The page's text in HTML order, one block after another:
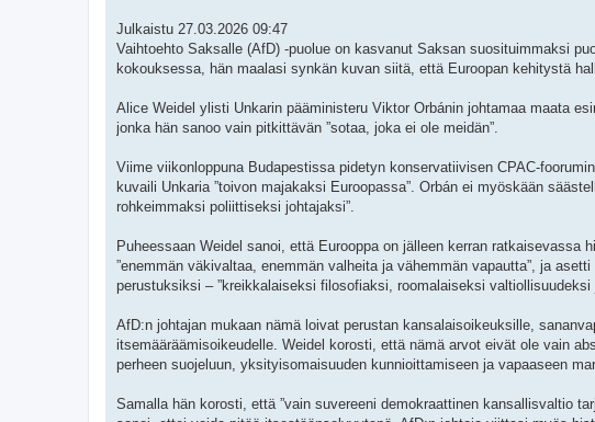
Julkaistu 27.03.2026 09:47
Vaihtoehto Saksalle (AfD) -puolue on kasvanut Saksan suosituimmaksi
kokouksessa, hän maalasi synkän kuvan siitä, että Euroopan kehitystä
Alice Weidel ylisti Unkarin pääministeru Viktor Orbánin johtamaa maata
jonka hän sanoo vain pitkittävän ”sotaa, joka ei ole meidän”.
Viime viikonloppuna Budapestissa pidetyn konservatiivisen CPAC-
kuvaili Unkaria ”toivon majakaksi Euroopassa”. Orbán ei myöskään
rohkeimmaksi poliittiseksi johtajaksi”.
Puheessaan Weidel sanoi, että Eurooppa on jälleen kerran
”enemmän väkivaltaa, enemmän valheita ja vähemmän vapautta”, ja
perustuksiksi – ”kreikkalaiseksi filosofiaksi, roomalaiseksi
AfD:n johtajan mukaan nämä loivat perustan kansalaisoikeuksille,
itsemääräämisoikeudelle. Weidel korosti, että nämä arvot eivät ole vain
perheen suojeluun, yksityisomaisuuden kunnioittamiseen ja vapaaseen
Samalla hän korosti, että ”vain suvereeni demokraattinen kansallisvaltio